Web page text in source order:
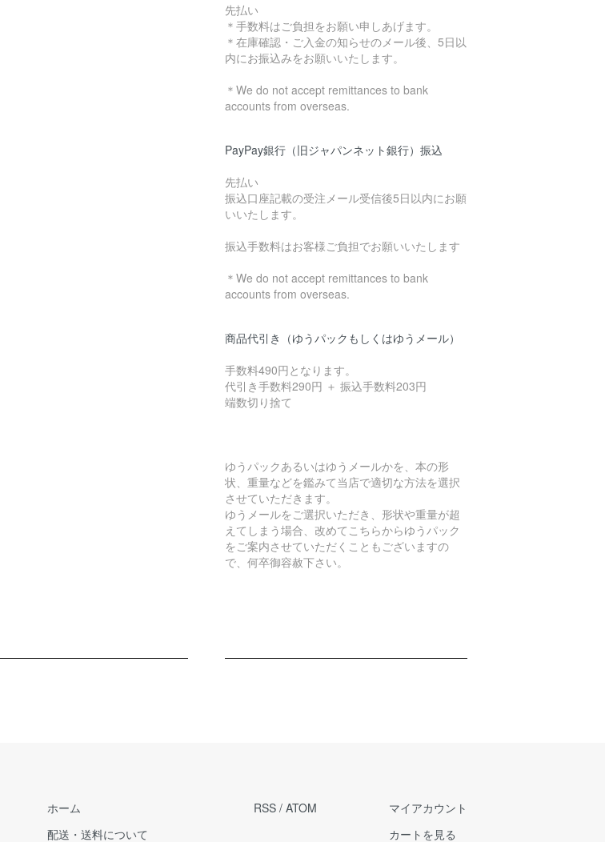
先払い
＊手数料はご負担をお願い申しあげます。
＊在庫確認・ご入金の知らせのメール後、5日以
内にお振込みをお願いいたします。
＊We do not accept remittances to bank
accounts from overseas.
PayPay銀行（旧ジャパンネット銀行）振込
先払い
振込口座記載の受注メール受信後5日以内にお願
いいたします。
振込手数料はお客様ご負担でお願いいたします
＊We do not accept remittances to bank
accounts from overseas.
商品代引き（ゆうパックもしくはゆうメール）
手数料490円となります。
代引き手数料290円 ＋ 振込手数料203円
端数切り捨て
ゆうパックあるいはゆうメールかを、本の形
状、重量などを鑑みて当店で適切な方法を選択
させていただきます。
ゆうメールをご選択いただき、形状や重量が超
えてしまう場合、改めてこちらからゆうパック
をご案内させていただくこともございますの
で、何卒御容赦下さい。
ホーム
配送・送料について
RSS / ATOM
マイアカウント
カートを見る